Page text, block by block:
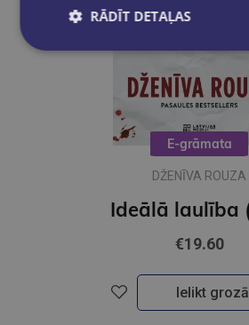
E-grāmata
DŽENĪVA ROUZA
€19.60
Ielikt grozā
RĀDĪT DETAĻAS